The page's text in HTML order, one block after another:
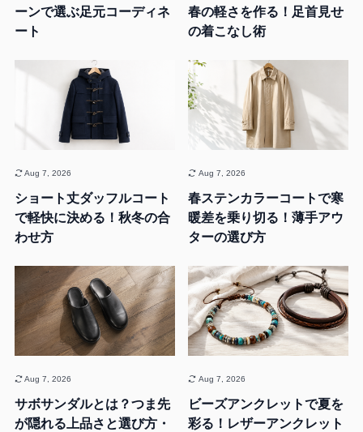
ーンで選ぶ足元コーディネ
ート
春の軽さを作る！足首見せ
の着こなし術
ショート丈ダッフルコート
で軽快に決める！秋冬の合
わせ方
Aug 7, 2026
春ステンカラーコートで寒
暖差を乗り切る！薄手アウ
ターの選び方
Aug 7, 2026
サボサンダルとは？つま先
が隠れる上品さと選び方・
Aug 7, 2026
ビーズアンクレットで夏を
彩る！レザーアンクレット
Aug 7, 2026